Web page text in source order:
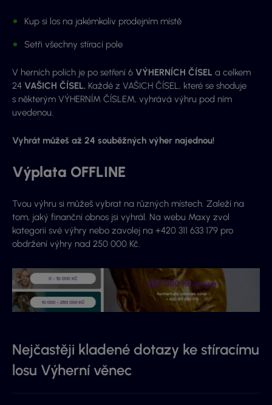
Kup si los na jakémkoliv prodejním místě
Setři všechny stírací pole
V herních polích je po setření 6 VÝHERNÍCH ČÍSEL a celkem
24 VAŠICH ČÍSEL. Každé z VAŠICH ČÍSEL, které se shoduje
s některým VÝHERNÍM ČÍSLEM, vyhrává výhru pod ním
uvedenou.
Vyhrát můžeš až 24 souběžných výher najednou!
Výplata OFFLINE
Tvou výhru si můžeš vybrat na různých místech. Zaleží na
tom, jaký finanční obnos jsi vyhrál. Na webu Maxy zvol
kategorii své výhry nebo zavolej na +420 311 633 179 pro
obdržení výhry nad 250 000 Kč.
Nejčastěji kladené dotazy ke stíracímu
losu Výherní věnec